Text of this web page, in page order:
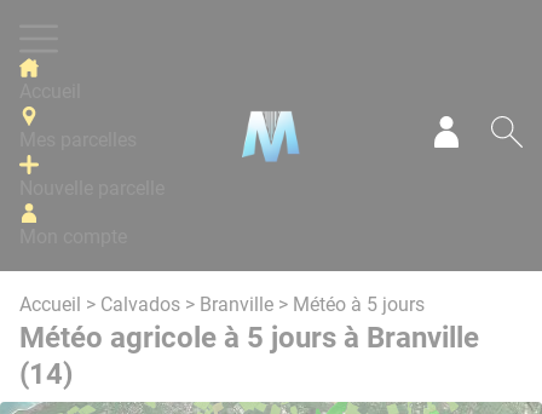
Accueil > Calvados > Branville > Météo à 5 jours
Météo agricole à 5 jours à Branville
(14)